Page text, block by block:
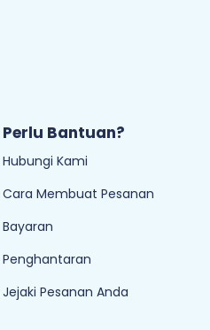
Perlu Bantuan?
Hubungi Kami
Cara Membuat Pesanan
Bayaran
Penghantaran
Jejaki Pesanan Anda